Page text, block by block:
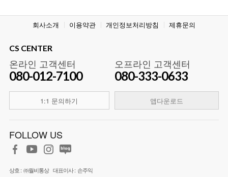
회사소개 이용약관 개인정보처리방침 제휴문의
CS CENTER
온라인 고객센터
080-012-7100
1:1 문의하기
오프라인 고객센터
080-333-0633
앱다운로드
FOLLOW US
상호 : ㈜월비통상 대표이사 : 손주익